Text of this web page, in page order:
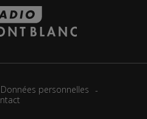
Données personnelles